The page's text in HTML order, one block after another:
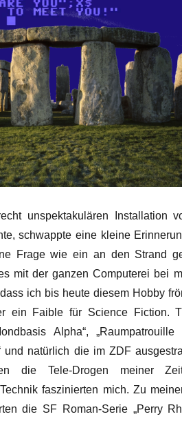
unspektakulären Installation
schwappte eine kleine
Frage wie ein an den Strand
mit der ganzen Computerei bei
ich bis heute diesem Hobby
ein Faible für Science Fiction.
Alpha“, „Raumpatrouille
und natürlich die im ZDF
die Tele-Drogen meiner
faszinierten mich. Zu
die SF Roman-Serie „Perry